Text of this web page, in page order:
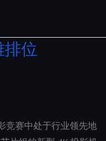
位
竞赛中处于行业领先地